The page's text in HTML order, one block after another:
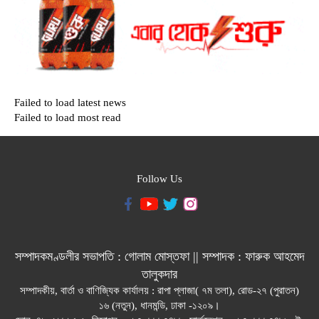
Failed to load latest news
Failed to load most read
Follow Us
সম্পাদকমণ্ডলীর সভাপতি : গোলাম মোস্তফা || সম্পাদক : ফারুক আহমেদ
তালুকদার
সম্পাদকীয়, বার্তা ও বাণিজ্যিক কার্যালয় : রাপা প্লাজা( ৭ম তলা), রোড-২৭ (পুরাতন)
১৬ (নতুন), ধানমন্ডি, ঢাকা -১২০৯।